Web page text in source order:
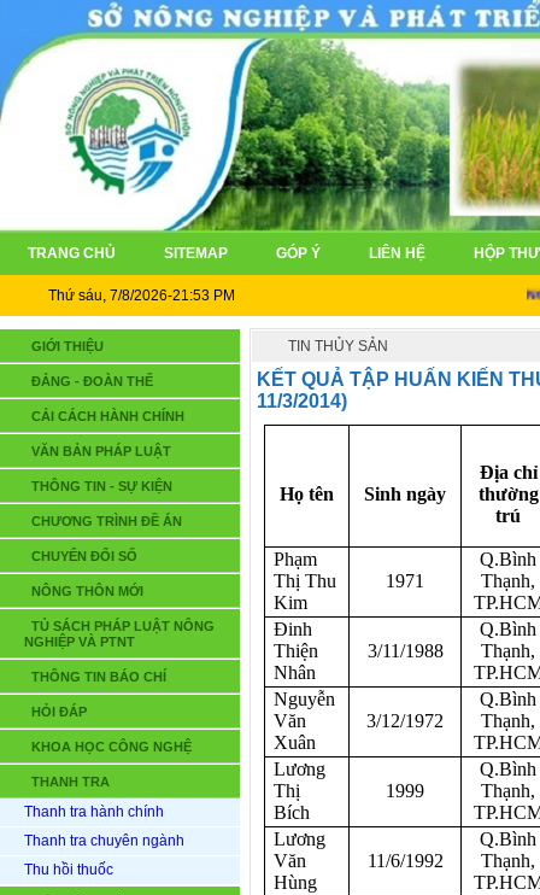
TRANG CHỦ SITEMAP GÓP Ý LIÊN HỆ HỘP
Thứ sáu, 7/8/2026-21:53 PM NGHỊ
GIỚI THIỆU
ĐẢNG - ĐOÀN THỂ
CẢI CÁCH HÀNH CHÍNH
VĂN BẢN PHÁP LUẬT
THÔNG TIN - SỰ KIỆN
CHƯƠNG TRÌNH ĐỀ ÁN
CHUYỂN ĐỔI SỐ
NÔNG THÔN MỚI
TỦ SÁCH PHÁP LUẬT NÔNG
NGHIỆP VÀ PTNT
THÔNG TIN BÁO CHÍ
HỎI ĐÁP
KHOA HỌC CÔNG NGHỆ
THANH TRA
Thanh tra hành chính
Thanh tra chuyên ngành
Thu hồi thuốc
TIN THỦY SẢN
KẾT QUẢ TẬP HUẤN KIẾN
11/3/2014)
Họ tên Sinh ngày
Địa chỉ
thường
trú
Phạm
Thị Thu
Kim
1971
Q.Bình
Thạnh,
Đinh
Thiện
Nhân
3/11/1988
Q.Bình
Thạnh,
Nguyễn
Văn
Xuân
3/12/1972
Q.Bình
Thạnh,
Lương
Thị
Bích
1999
Q.Bình
Thạnh,
Lương
Văn
Hùng
11/6/1992
Q.Bình
Thạnh,